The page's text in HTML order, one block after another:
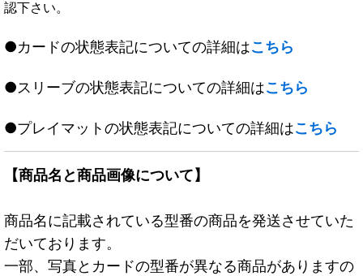
認下さい。
●カードの状態表記についての詳細はこちら
●スリーブの状態表記についての詳細はこちら
●プレイマットの状態表記についての詳細はこちら
【商品名と商品画像について】
商品名に記載されている型番の商品を発送させていた
だいております。
一部、写真とカードの型番が異なる商品がありますの